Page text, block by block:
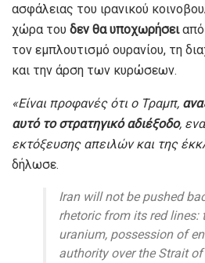
ασφάλειας του ιρανικού
χώρα του δεν θα υποχωρήσειαπό
τον εμπλουτισμό ουρανίου, τη
και την άρση των κυρώσεων.
«Είναι προφανές ότι ο Τραμπ,
αυτό το στρατηγικό αδιέξοδο,
εκτόξευσης απειλών και της
δήλωσε.
Iran will not be pushed
rhetoric from its red lines:
uranium, possession of
authority over the Strait